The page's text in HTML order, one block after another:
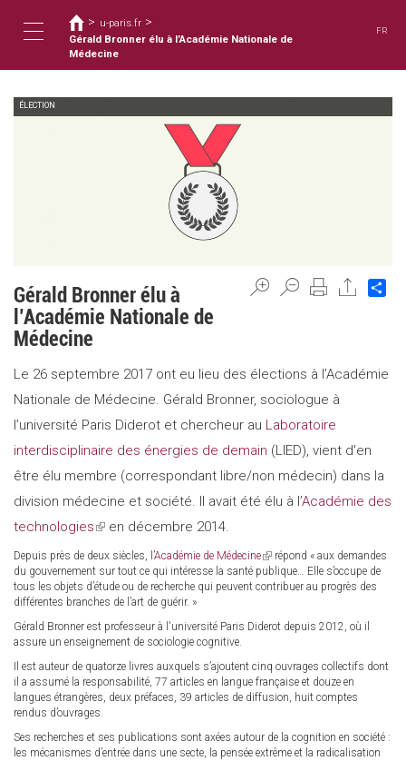
contenido
Toggle
navigation
Usted
está
aquí
> u-paris.fr >
Gérald Bronner élu à l’Académie Nationale de
Médecine
FR
ÉLECTION
Gérald Bronner élu à
l’Académie Nationale de
Médecine
Le 26 septembre 2017 ont eu lieu des élections à l’Académie
Nationale de Médecine. Gérald Bronner, sociologue à
l’université Paris Diderot et chercheur au Laboratoire
interdisciplinaire des énergies de demain (LIED), vient d'en
être élu membre (correspondant libre/non médecin) dans la
division médecine et société. Il avait été élu à l’Académie des
technologies(link
is
external)
en décembre 2014.
Depuis près de deux siècles, l’Académie de Médecine(link
is
external)
répond « aux demandes
du gouvernement sur tout ce qui intéresse la santé publique… Elle s’occupe de
tous les objets d’étude ou de recherche qui peuvent contribuer au progrès des
différentes branches de l’art de guérir. »
Gérald Bronner est professeur à l'université Paris Diderot depuis 2012, où il
assure un enseignement de sociologie cognitive.
Il est auteur de quatorze livres auxquels s’ajoutent cinq ouvrages collectifs dont
il a assumé la responsabilité, 77 articles en langue française et douze en
langues étrangères, deux préfaces, 39 articles de diffusion, huit comptes
rendus d’ouvrages.
Ses recherches et ses publications sont axées autour de la cognition en société :
les mécanismes d’entrée dans une secte, la pensée extrême et la radicalisation